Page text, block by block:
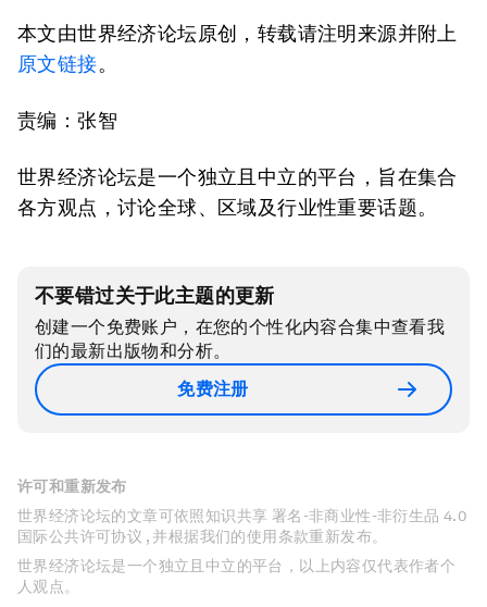
本文由世界经济论坛原创，转载请注明来源并附上
原文链接。
责编：张智
世界经济论坛是一个独立且中立的平台，旨在集合
各方观点，讨论全球、区域及行业性重要话题。
不要错过关于此主题的更新
创建一个免费账户，在您的个性化内容合集中查看我
们的最新出版物和分析。
免费注册
许可和重新发布
世界经济论坛的文章可依照知识共享 署名-非商业性-非衍生品 4.0
国际公共许可协议 , 并根据我们的使用条款重新发布。
世界经济论坛是一个独立且中立的平台，以上内容仅代表作者个
人观点。